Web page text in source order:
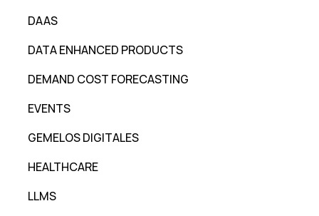
DAAS
DATA ENHANCED PRODUCTS
DEMAND COST FORECASTING
EVENTS
GEMELOS DIGITALES
HEALTHCARE
LLMS